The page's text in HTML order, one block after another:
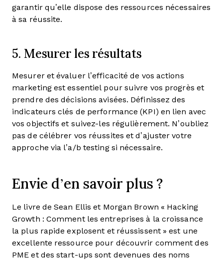
garantir qu’elle dispose des ressources nécessaires
à sa réussite.
5. Mesurer les résultats
Mesurer et évaluer l’efficacité de vos actions
marketing est essentiel pour suivre vos progrès et
prendre des décisions avisées. Définissez des
indicateurs clés de performance (KPI) en lien avec
vos objectifs et suivez-les régulièrement. N’oubliez
pas de célébrer vos réussites et d’ajuster votre
approche via l’a/b testing si nécessaire.
Envie d’en savoir plus ?
Le livre de Sean Ellis et Morgan Brown « Hacking
Growth : Comment les entreprises à la croissance
la plus rapide explosent et réussissent » est une
excellente ressource pour découvrir comment des
PME et des start-ups sont devenues des noms